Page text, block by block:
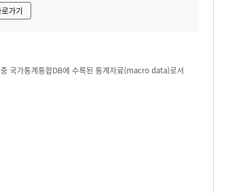
가기
국가통계통합DB에 수록된 통계자료(macro data)로서